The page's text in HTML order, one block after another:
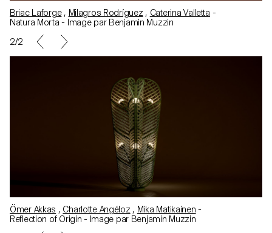
Briac Laforge, Milagros Rodríguez , Caterina Valletta -
Natura Morta - Image par Benjamin Muzzin
2/2
Ömer Akkas , Charlotte Angéloz, Mika Matikainen -
Reflection of Origin - Image par Benjamin Muzzin